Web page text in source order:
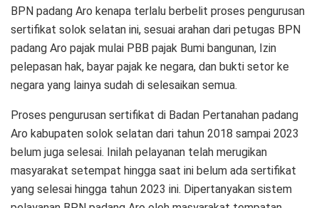
BPN padang Aro kenapa terlalu berbelit proses pengurusan
sertifikat solok selatan ini, sesuai arahan dari petugas BPN
padang Aro pajak mulai PBB pajak Bumi bangunan, Izin
pelepasan hak, bayar pajak ke negara, dan bukti setor ke
negara yang lainya sudah di selesaikan semua.
Proses pengurusan sertifikat di Badan Pertanahan padang
Aro kabupaten solok selatan dari tahun 2018 sampai 2023
belum juga selesai. Inilah pelayanan telah merugikan
masyarakat setempat hingga saat ini belum ada sertifikat
yang selesai hingga tahun 2023 ini. Dipertanyakan sistem